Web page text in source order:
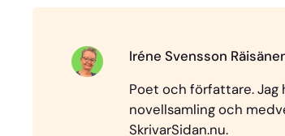
r
e
k
y
d
s
i
n
Iréne Svensson
Poet och författare. Jag
novellsamling och
SkrivarSidan.nu.